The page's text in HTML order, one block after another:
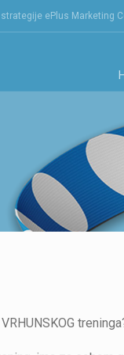
ePlus Marketing